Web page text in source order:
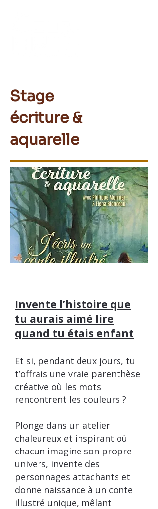
Stage
écriture &
aquarelle
Invente l’histoire que
tu aurais aimé lire
quand tu étais enfant
Et si, pendant deux jours, tu
t’offrais une vraie parenthèse
créative où les mots
rencontrent les couleurs ?
Plonge dans un atelier
chaleureux et inspirant où
chacun imagine son propre
univers, invente des
personnages attachants et
donne naissance à un conte
illustré unique, mêlant